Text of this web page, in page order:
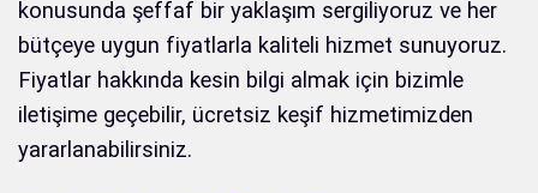
konusunda şeffaf bir yaklaşım sergiliyoruz ve her
bütçeye uygun fiyatlarla kaliteli hizmet sunuyoruz.
Fiyatlar hakkında kesin bilgi almak için bizimle
iletişime geçebilir, ücretsiz keşif hizmetimizden
yararlanabilirsiniz.